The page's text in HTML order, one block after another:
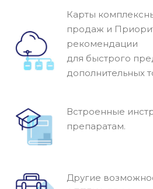
Карты
продаж и
рекомендации
для быстрого
дополнительных
Встроенные
препаратам.
Другие